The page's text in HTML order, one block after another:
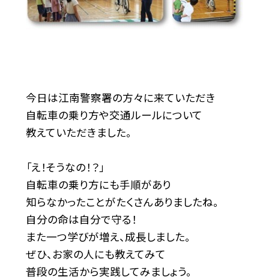
今日は江南警察署の方々に来ていただき
自転車の乗り方や交通ルールについて
教えていただきました。
「え！そうなの！？」
自転車の乗り方にも手順があり
知らなかったことがたくさんありましたね。
自分の命は自分で守る！
また一つ学びが増え、成長しました。
ぜひ、お家の人にも教えてみて
普段の生活から実践してみましょう。